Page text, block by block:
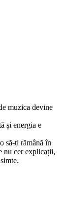
muzica devine
și energia e
să-ți rămână în
nu cer explicații,